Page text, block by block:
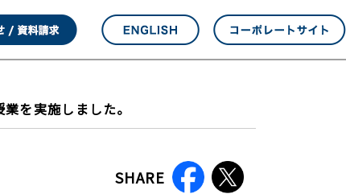
を実施しました。
SHARE